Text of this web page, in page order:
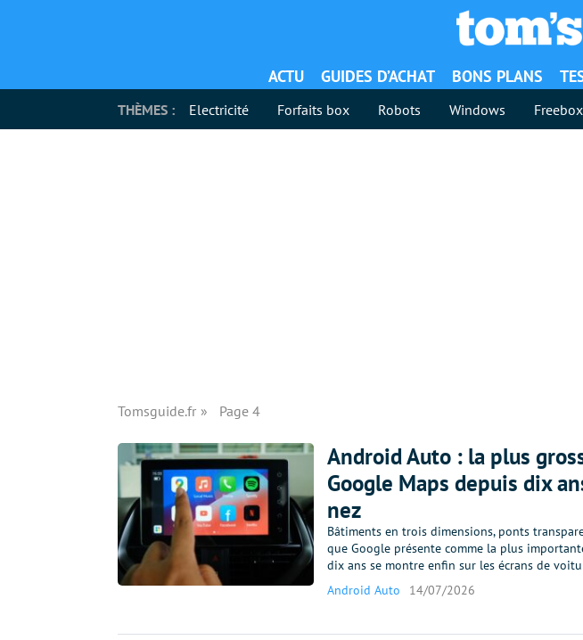
ACTU GUIDES D’ACHAT BONS PLANS
THÈMES : Electricité Forfaits box Robots Windows
Tomsguide.fr Page 4
Android Auto : la plus
Google Maps depuis dix
nez
Bâtiments en trois dimensions, ponts
que Google présente comme la plus
dix ans se montre enfin sur les écrans de
Android Auto
14/07/2026